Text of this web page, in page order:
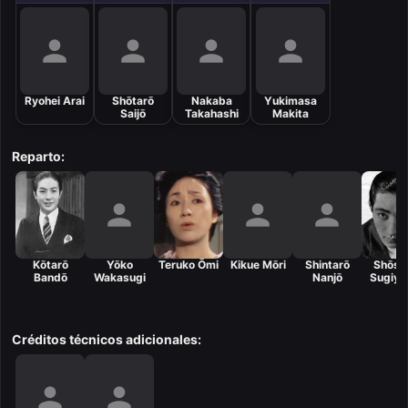
Ryohei Arai
Shōtarō
Saijō
Nakaba
Takahashi
Yukimasa
Makita
Reparto:
Kōtarō
Bandō
Yōko
Wakasugi
Teruko Ōmi Kikue Mōri
Shintarō
Nanjō
Créditos técnicos adicionales: